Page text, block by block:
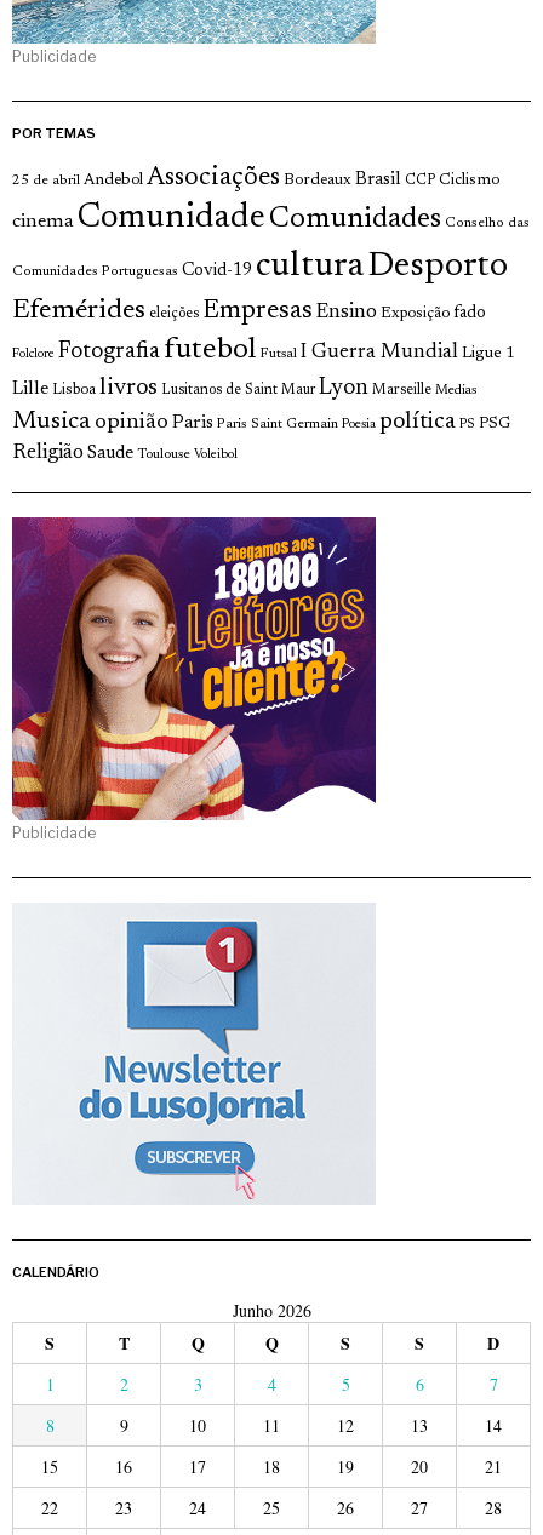
Publicidade
POR TEMAS
25 de abril Andebol Associações Bordeaux Brasil CCP Ciclismo
cinema Comunidade Comunidades Conselho das
Comunidades Portuguesas Covid-19 culturaDesporto
Efemérides eleições Empresas Ensino Exposição fado
Folclore Fotografia futebol Futsal I Guerra Mundial Ligue 1
Lille Lisboa livros Lusitanos de Saint Maur Lyon Marseille Medias
Musica opinião Paris Paris Saint Germain Poesia política PS PSG
Religião Saude Toulouse Voleibol
Publicidade
CALENDÁRIO
Junho 2026
S T Q Q S S D
1 2 3 4 5 6
7
8
9 10 11 12 13
14
15
16 17 18 19 20
21
22
23 24 25 26 27 28